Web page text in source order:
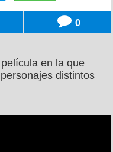
0
en la que
distintos